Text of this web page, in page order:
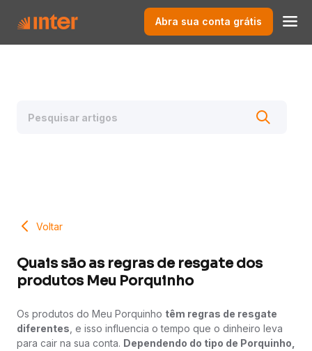
Abra sua conta grátis
Voltar
Quais são as regras de resgate dos
produtos Meu Porquinho
Os produtos do Meu Porquinho têm regras de resgate
diferentes , e isso influencia o tempo que o dinheiro leva
para cair na sua conta. Dependendo do tipo de Porquinho,